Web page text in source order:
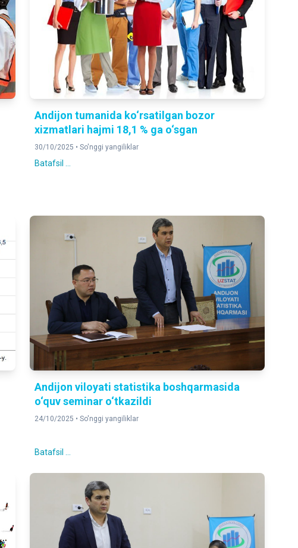
Andijon tumanida ko‘rsatilgan bozor
xizmatlari hajmi 18,1 % ga o‘sgan
30/10/2025 •So'nggi yangiliklar
Batafsil ...
Andijon viloyati statistika boshqarmasida
o‘quv seminar o‘tkazildi
24/10/2025 •So'nggi yangiliklar
Batafsil ...